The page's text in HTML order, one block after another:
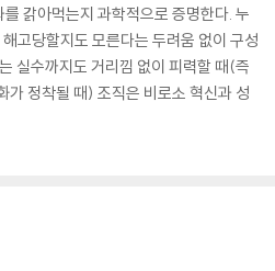
를 갉아먹는지 과학적으로 증명한다. 누
고당할지도 모른다는 두려움 없이 구성
실수까지도 거리낌 없이 피력할 때(즉
가 정착될 때) 조직은 비로소 혁신과 성